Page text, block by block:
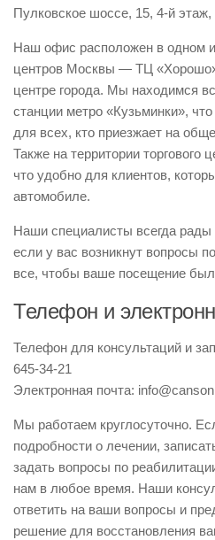
Пулковское шоссе, 15, 4-й
Наш офис расположен в одном
центров Москвы — ТЦ
центре города. Мы находимся
станции метро «Кузьминки»,
для всех, кто приезжает на
Также на территории торгового
что удобно для клиентов,
автомобиле.
Наши специалисты всегда
если у вас возникнут вопросы
все, чтобы ваше посещение
Телефон и
Телефон для консультаций и
645-34-21
Электронная почта:
Мы работаем круглосуточно.
подробности о лечении,
задать вопросы по
нам в любое время. Наши
ответить на ваши вопросы и
решение для восстановления